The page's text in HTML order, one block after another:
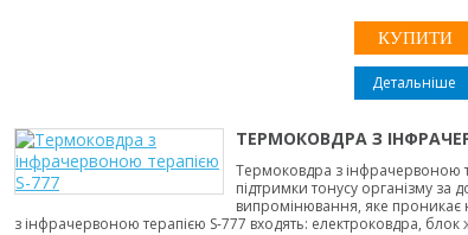
Детальніше
ТЕРМОКОВДРА З
Термоковдра з інфрачервоною
підтримки тонусу організму за
випромінювання, яке проникає
з інфрачервоною терапією S-777 входять: електроковдра, блок